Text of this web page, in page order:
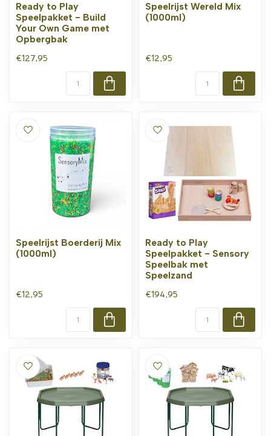
Ready to Play
Speelpakket - Build
Your Own Game met
Opbergbak
€127,95
Speelrijst Wereld Mix
(1000ml)
€12,95
Speelrijst Boerderij Mix
(1000ml)
€12,95
Ready to Play
Speelpakket - Sensory
Speelbak met
Speelzand
€194,95